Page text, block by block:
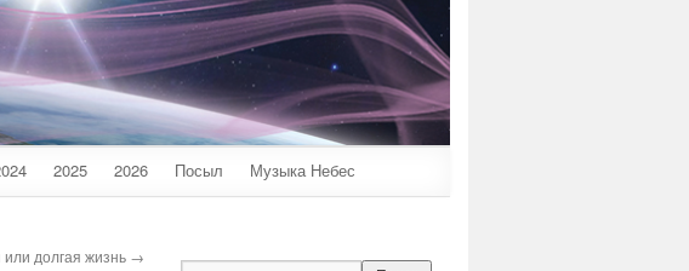
2025 2026 Посыл Музыка Небес
или долгая жизнь →